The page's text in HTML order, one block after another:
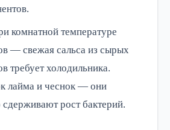
комнатной температуре
— свежая сальса из сырых
требует холодильника.
лайма и чеснок — они
сдерживают рост бактерий.